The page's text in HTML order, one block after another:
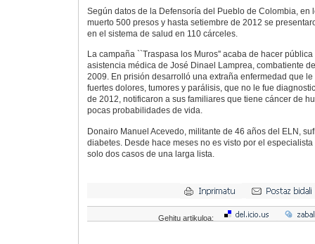
Según datos de la Defensoría del Pueblo de Colombia, en
muerto 500 presos y hasta setiembre de 2012 se
en el sistema de salud en 110 cárceles.
La campaña ``Traspasa los Muros'' acaba de hacer
asistencia médica de José Dinael Lamprea, combatiente
2009. En prisión desarrolló una extraña enfermedad que
fuertes dolores, tumores y parálisis, que no le fue
de 2012, notificaron a sus familiares que tiene cáncer de
pocas probabilidades de vida.
Donairo Manuel Acevedo, militante de 46 años del ELN,
diabetes. Desde hace meses no es visto por el
solo dos casos de una larga lista.
Gehitu artikuloa: